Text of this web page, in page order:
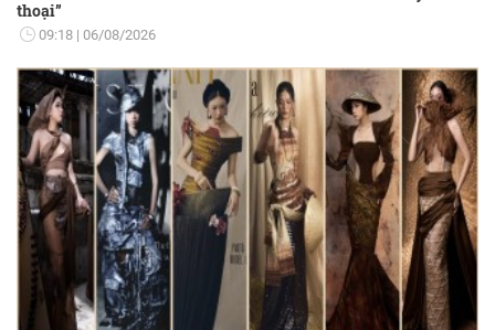
thoại”
09:18 06/08/2026